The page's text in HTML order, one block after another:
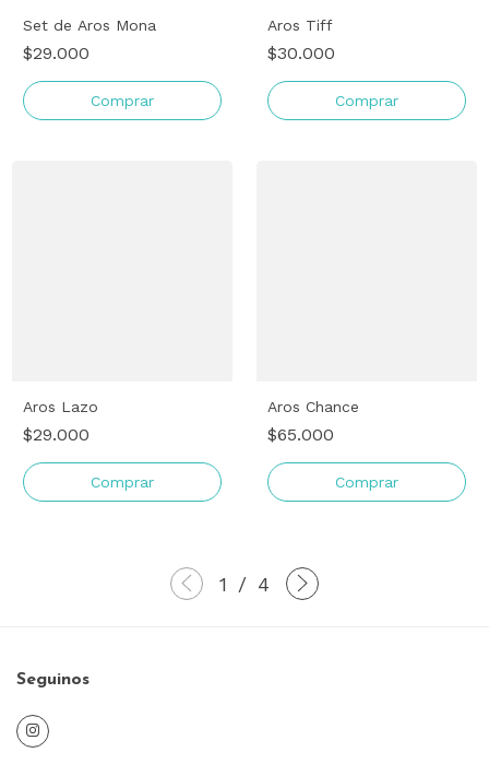
Set de Aros Mona
$29.000
Comprar
Aros Tiff
$30.000
Comprar
Aros Lazo
$29.000
Comprar
Aros Chance
$65.000
Comprar
1 / 4
Seguinos